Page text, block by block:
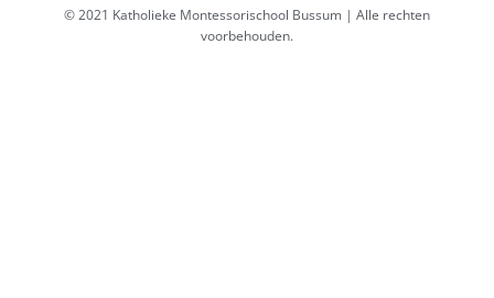
© 2021 Katholieke Montessorischool Bussum | Alle rechten
voorbehouden.